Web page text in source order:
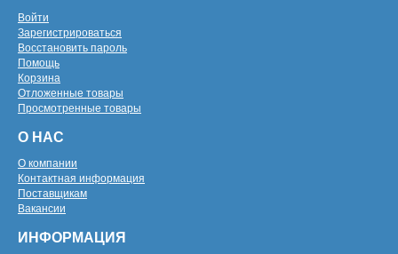
Войти
Зарегистрироваться
Восстановить пароль
Помощь
Корзина
Отложенные товары
Просмотренные товары
О НАС
О компании
Контактная информация
Поставщикам
Вакансии
ИНФОРМАЦИЯ